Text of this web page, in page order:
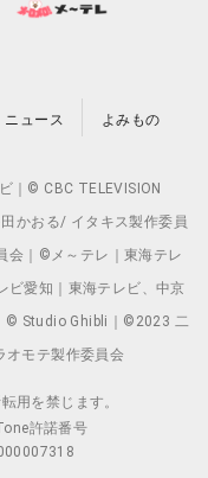
ニュース よみもの
｜© CBC TELEVISION
かおる/ イタキス製作委員
会｜©メ～テレ｜東海テレ
ビ愛知｜東海テレビ、中京
© Studio Ghibli｜©2023 二
オモテ製作委員会
用を禁じます。
許諾番号